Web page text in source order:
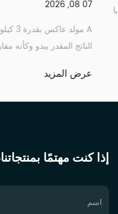
الزائدة إحدى نقاط الفشل الأكثر
ضخ الديزل، وفهم سبب حدوث ...
إذا كنت مهتمًا